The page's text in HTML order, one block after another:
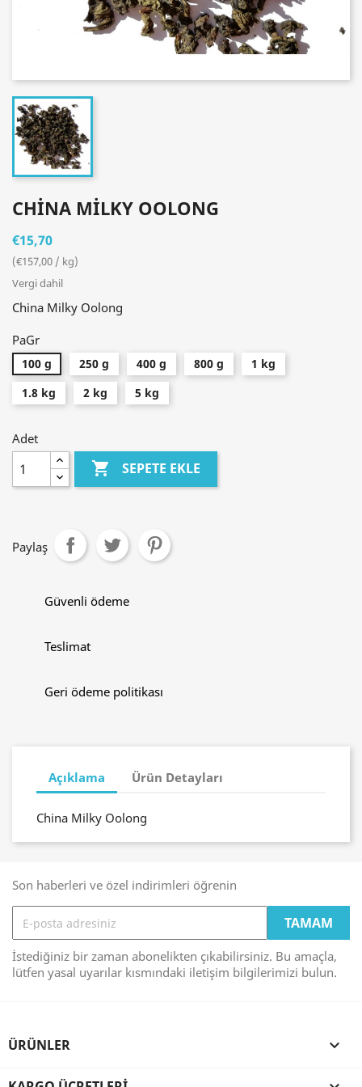
CHINA MILKY OOLONG
€15,70
(€157,00 / kg)
Vergi dahil
China Milky Oolong
PaGr
100 g 250 g 400 g 800 g
1 kg
1.8 kg
2 kg 5 kg
Adet
 SEPETE EKLE
Paylaş
Güvenli ödeme
Teslimat
Geri ödeme politikası
Açıklama Ürün Detayları
China Milky Oolong
Son haberleri ve özel indirimleri öğrenin
İstediğiniz bir zaman abonelikten çıkabilirsiniz. Bu amaçla,
lütfen yasal uyarılar kısmındaki iletişim bilgilerimizi bulun.
ÜRÜNLER 